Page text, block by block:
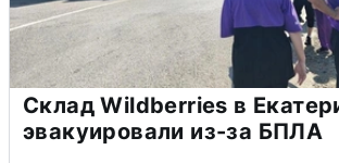
Склад Wildberries в
эвакуировали из-за БПЛА